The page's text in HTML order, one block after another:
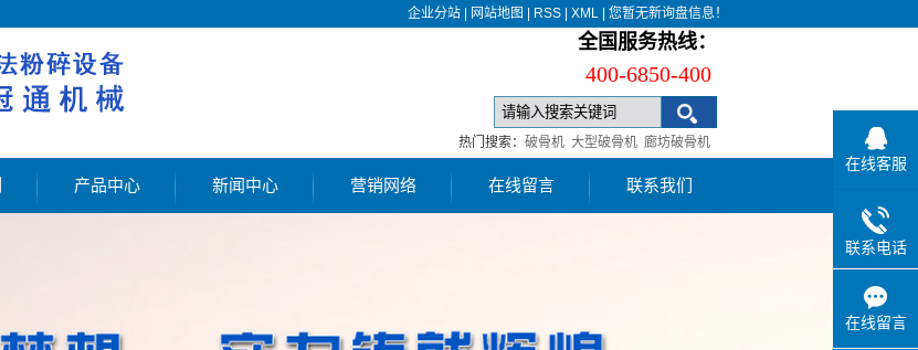
企业分站 网站地图 RSS XML 您暂无新询盘信息！
全国服务热线：
400-6850-400
热门搜索： 破骨机 大型破骨机 廊坊破骨机
产品中心 新闻中心 营销网络 在线留言 联系我们
在线客服
联系电话
在线留言